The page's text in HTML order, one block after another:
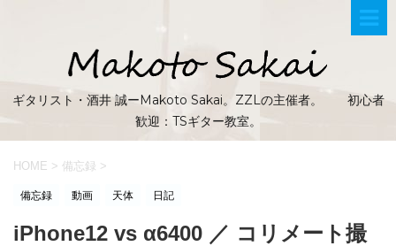
ギタリスト・酒井 誠ーMakoto Sakai。ZZLの主催者。 初心者
歓迎：TSギター教室。
HOME > 備忘録 >
備忘録 動画 天体 日記
iPhone12 vs α6400 ／ コリメート撮